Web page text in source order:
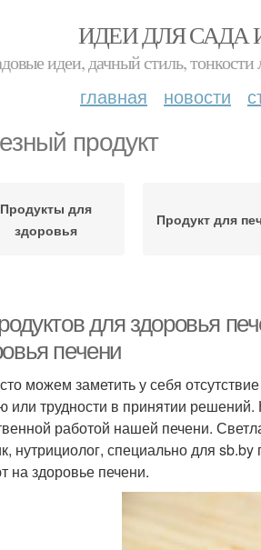
ИДЕИ ДЛЯ САДА
идеи, дачный стиль,
главная новости
продукт
Продукты для
здоровья
Продукт для
для здоровья
печени
можем заметить у себя
или трудности в принятии
работой нашей печени.
нутрициолог, специально для
на здоровье печени.